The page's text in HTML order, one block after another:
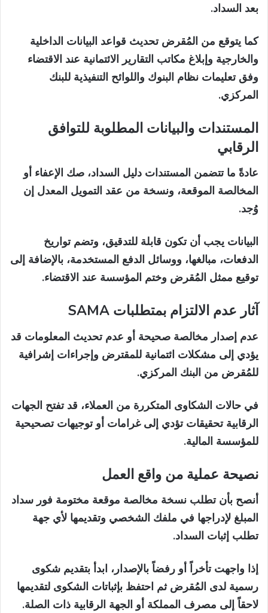
بعد السداد.
كما يتوقع من المُقرض تحديث قواعد البيانات الداخلية
والخارجية وإبلاغ مكاتب التقارير الائتمانية عند الاقتضاء
وفق تعليمات نظام البنوك واللوائح التنفيذية للبنك
المركزي.
المستندات والبيانات المطلوبة للتوافق
الرقابي
عادةً ما تتضمن المستندات دليل السداد، صك الإعفاء أو
المخالصة الموقعة، ونسخة من عقد التمويل المعدل إن
وُجد.
البيانات يجب أن تكون قابلة للتدقيق، وتضم تواريخ
الدفعات، مبالغها، ووسائل الدفع المستخدمة، بالإضافة إلى
توقيع ممثل المُقرض وختم المؤسسة عند الاقتضاء.
آثار عدم الالتزام بمتطلبات SAMA
عدم إصدار مخالصة صحيحة أو عدم تحديث المعلومات قد
يؤدي إلى مشكلات ائتمانية للمقترض وإجراءات إشرافية
للمُقرض من البنك المركزي.
في حالات الشكاوى المتكررة من العملاء، قد تفتح الجهات
الرقابية تحقيقات تؤدي إلى غرامات أو توجيهات تصحيحية
للمؤسسة المالية.
نصيحة عملية من واقع العمل
أنصح بأن تطلب نسخة مخالصة موقعة مختومة فور سداد
المبلغ لإدراجها في ملفك الشخصي وتقديمها لأي جهة
تطلب إثبات السداد.
إذا واجهت تأخراً أو رفضاً بالإصدار، ابدأ بتقديم شكوى
رسمية لدى المُقرض ثم احتفظ بإثباتات الشكوى لتقديمها
لاحقاً إلى مصرف المملكة أو الجهة الرقابية ذات الصلة.